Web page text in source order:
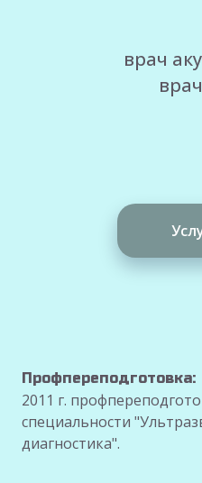
врач
Профпереподготовка:
2011 г.
специальности
диагностика".